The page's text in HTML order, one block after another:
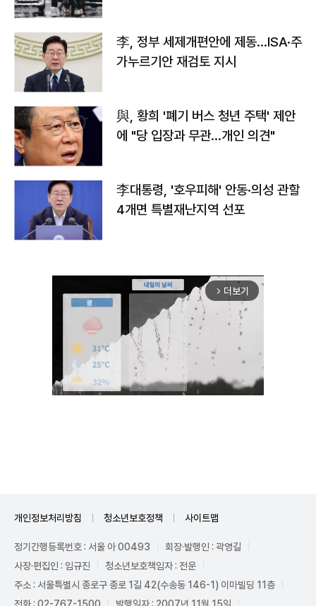
李, 정부 세제개편안에 제동…ISA·주
가누르기안 재검토 지시
與, 황희 '폐기 버스 청년 주택' 제안
에 "당 입장과 무관…개인 의견"
李대통령, '호우피해' 안동·의성 관할
4개면 특별재난지역 선포
arrow_forward_ios 더보기
개인정보처리방침 청소년보호정책 사이트맵
정기간행등록번호 : 서울 아 00493
회장·발행인 : 곽영길
사장·편집인 : 임규진
청소년보호책임자 : 전운
주소 : 서울특별시 종로구 종로 1길 42(수송동 146-1) 이마빌딩 11층